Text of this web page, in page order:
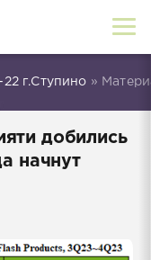
г.Ступино »
добились
начнут